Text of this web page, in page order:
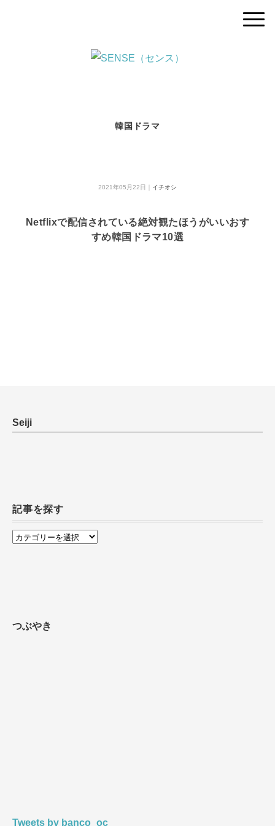
韓国ドラマ
2021年05月22日｜ イチオシ
Netflixで配信されている絶対観たほうがいいおす
すめ韓国ドラマ10選
Seiji
記事を探す
記
つぶやき
Tweets by banco_oc